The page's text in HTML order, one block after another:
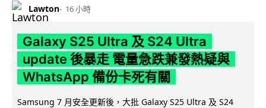
Lawton 16 小時
Galaxy S25 Ultra 及 S24 Ultra
update 後暴走 電量急跌兼發熱疑與
WhatsApp 備份卡死有關
Samsung 7 月安全更新後，大批 Galaxy S25 Ultra 及 S24